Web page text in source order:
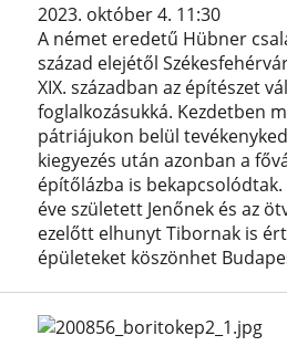
2023. október 4. 11:30
A német eredetű Hübner
század elejétől
XIX. században az építészet
foglalkozásukká. Kezdetben
pátriájukon belül
kiegyezés után azonban a
építőlázba is bekapcsolódtak.
éve született Jenőnek és az
ezelőtt elhunyt Tibornak is
épületeket köszönhet